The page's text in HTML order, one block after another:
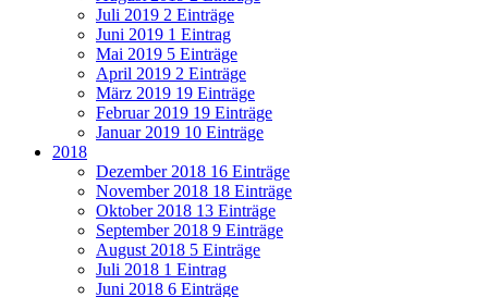
Juli 2019 2 Einträge
Juni 2019 1 Eintrag
Mai 2019 5 Einträge
April 2019 2 Einträge
März 2019 19 Einträge
Februar 2019 19 Einträge
Januar 2019 10 Einträge
2018
Dezember 2018 16 Einträge
November 2018 18 Einträge
Oktober 2018 13 Einträge
September 2018 9 Einträge
August 2018 5 Einträge
Juli 2018 1 Eintrag
Juni 2018 6 Einträge